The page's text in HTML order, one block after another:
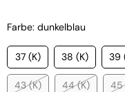
Farbe: dunkelblau
37 (K) 38 (K) 39
43 (K) 44 (K) 45